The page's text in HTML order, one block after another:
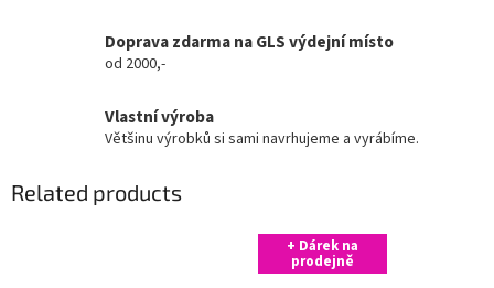
Doprava zdarma na GLS výdejní místo
od 2000,-
Vlastní výroba
Většinu výrobků si sami navrhujeme a vyrábíme.
Related products
+ Dárek na
prodejně